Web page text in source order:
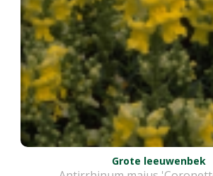
Grote leeuwenbek